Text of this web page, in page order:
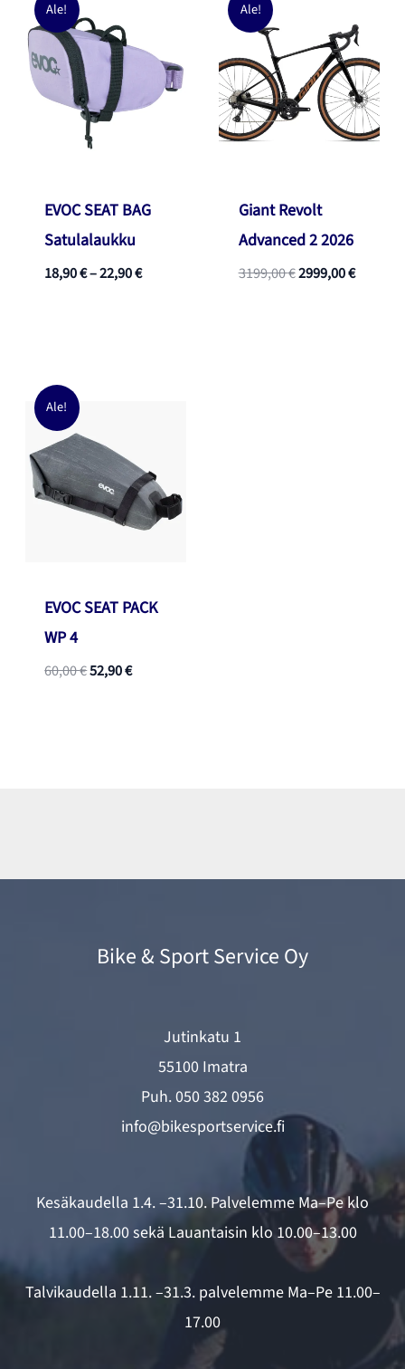
Ale!
EVOC SEAT BAG
Satulalaukku
18,90€–22,90€Hintaluokka:
Ale!
Giant Revolt
Advanced 2 2026
3199,00€Alkuperäinen
2999,00€
Ale!
EVOC SEAT PACK
WP 4
60,00€Alkuperäinen
52,90€Nykyinen
Bike & Sport Service Oy
Jutinkatu 1
55100 Imatra
Puh.050 382 0956
info@bikesportservice.fi
Kesäkaudella 1.4. –31.10. Palvelemme Ma–Pe klo
11.00–18.00 sekä Lauantaisin klo 10.00–13.00
Talvikaudella 1.11. –31.3. palvelemme Ma–Pe 11.00–
17.00